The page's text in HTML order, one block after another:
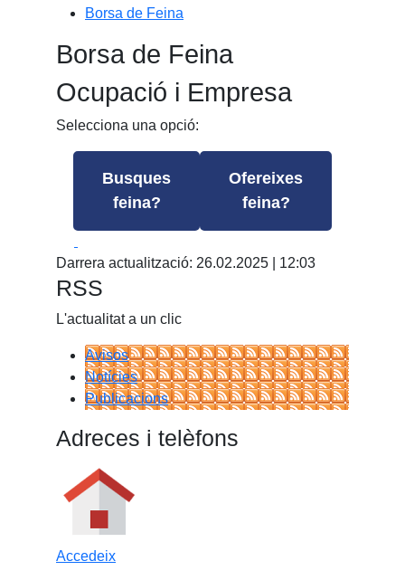
Borsa de Feina
Borsa de Feina
Ocupació i Empresa
Selecciona una opció:
Busques
feina?
Ofereixes
feina?
Darrera actualització: 26.02.2025 | 12:03
RSS
L'actualitat a un clic
Avisos
Notícies
Publicacions
Adreces i telèfons
Accedeix